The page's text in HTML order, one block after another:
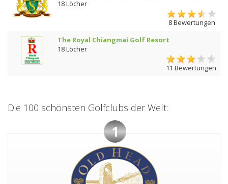
18 Löcher
8 Bewertungen
The Royal Chiangmai Golf Resort
18 Löcher
11 Bewertungen
Die 100 schönsten Golfclubs der Welt:
1